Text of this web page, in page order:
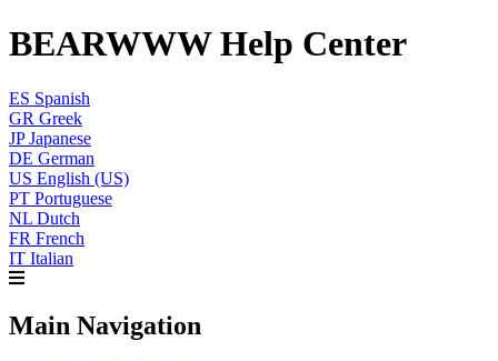
BEARWWW Help Center
ES Spanish
GR Greek
JP Japanese
DE German
US English (US)
PT Portuguese
NL Dutch
FR French
IT Italian
Main Navigation